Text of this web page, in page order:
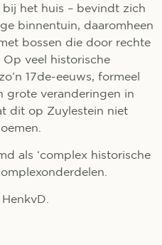
het huis – bevindt zich
binnentuin, daaromheen
bossen die door rechte
veel historische
17de-eeuws, formeel
grote veranderingen in
dit op Zuylestein niet
als ‘complex historische